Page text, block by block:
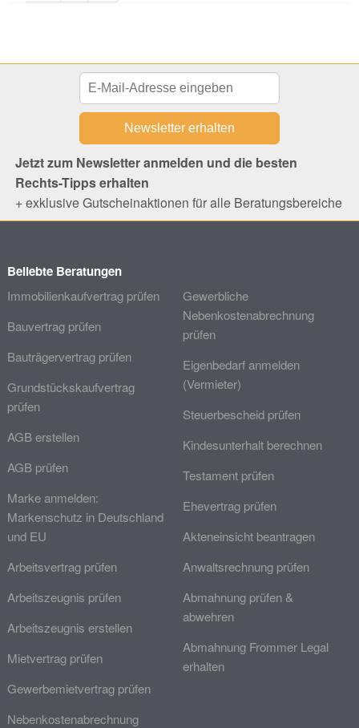
Jetzt zum Newsletter anmelden und die besten
Rechts-Tipps erhalten
+ exklusive Gutscheinaktionen für alle Beratungsbereiche
Beliebte Beratungen
Immobilienkaufvertrag prüfen
Bauvertrag prüfen
Bauträgervertrag prüfen
Grundstückskaufvertrag
prüfen
AGB erstellen
AGB prüfen
Marke anmelden:
Markenschutz in Deutschland
und EU
Arbeitsvertrag prüfen
Arbeitszeugnis prüfen
Arbeitszeugnis erstellen
Mietvertrag prüfen
Gewerbemietvertrag prüfen
Nebenkostenabrechnung
Gewerbliche
Nebenkostenabrechnung
prüfen
Eigenbedarf anmelden
(Vermieter)
Steuerbescheid prüfen
Kindesunterhalt berechnen
Testament prüfen
Ehevertrag prüfen
Akteneinsicht beantragen
Anwaltsrechnung prüfen
Abmahnung prüfen &
abwehren
Abmahnung Frommer Legal
erhalten